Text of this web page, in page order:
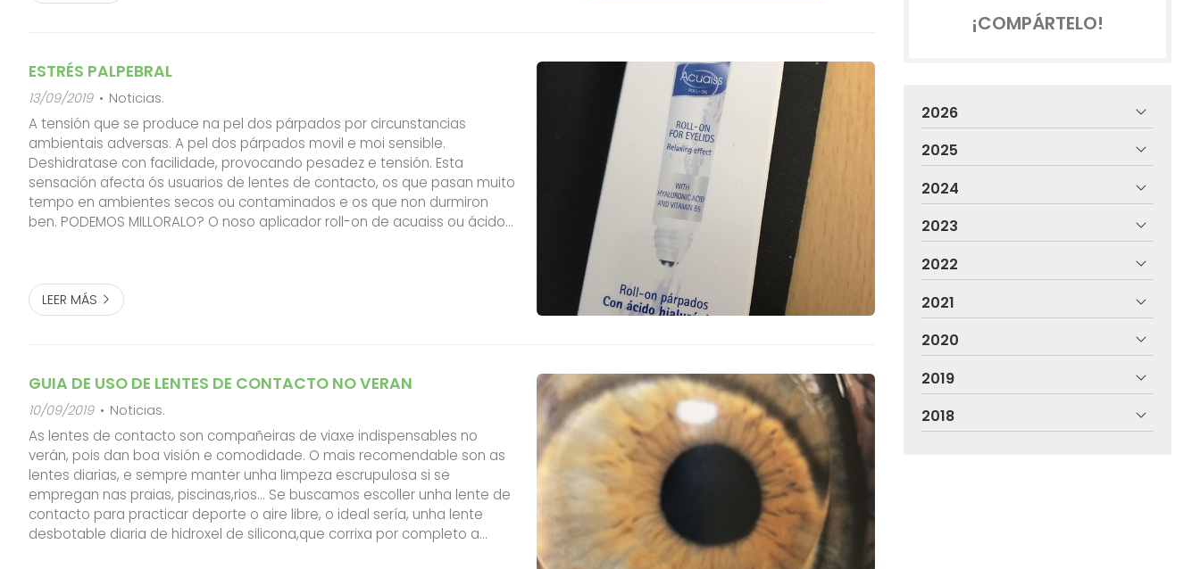
ESTRÉS PALPEBRAL
13/09/2019 Noticias.
A tensión que se produce na pel dos párpados por circunstancias
ambientais adversas. A pel dos párpados movil e moi sensible.
Deshidratase con facilidade, provocando pesadez e tensión. Esta
sensación afecta ós usuarios de lentes de contacto, os que pasan muito
tempo en ambientes secos ou contaminados e os que non durmiron
ben. PODEMOS MILLORALO? O noso aplicador roll-on de acuaiss ou ácido
LEER MÁS
GUIA DE USO DE LENTES DE CONTACTO NO VERAN
10/09/2019 Noticias.
As lentes de contacto son compañeiras de viaxe indispensables no
verán, pois dan boa visión e comodidade. O mais recomendable son as
lentes diarias, e sempre manter unha limpeza escrupulosa si se
empregan nas praias, piscinas,rios... Se buscamos escoller unha lente de
contacto para practicar deporte o aire libre, o ideal sería, unha lente
desbotable diaria de hidroxel de silicona,que corrixa por completo a
¡COMPÁRTELO!
2026
2025
2024
2023
2022
2021
2020
2019
2018